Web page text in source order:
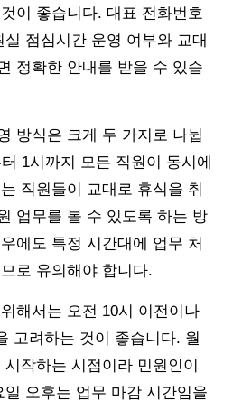
이 좋습니다. 대표 전화번호
점심시간 운영 여부와 교대
정확한 안내를 받을 수 있습
방식은 크게 두 가지로 나뉩
1시까지 모든 직원이 동시에
직원들이 교대로 휴식을 취
업무를 볼 수 있도록 하는 방
에도 특정 시간대에 업무 처
로 유의해야 합니다.
해서는 오전 10시 이전이나
고려하는 것이 좋습니다. 월
작하는 시점이라 민원인이
오후는 업무 마감 시간임을